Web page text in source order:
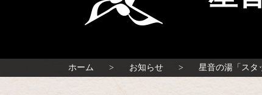
ホーム お知らせ 星音の湯「スタ